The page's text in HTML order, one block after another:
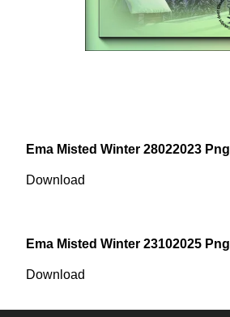
Ema Misted Winter 28022023 Png
Download
Ema Misted Winter 23102025 Png
Download